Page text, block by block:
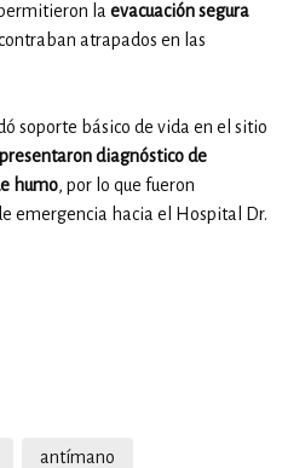
la evacuación segura
atrapados en las
soporte básico de vida en el sitio
diagnóstico de
humo, por lo que fueron
emergencia hacia el Hospital Dr.
antímano